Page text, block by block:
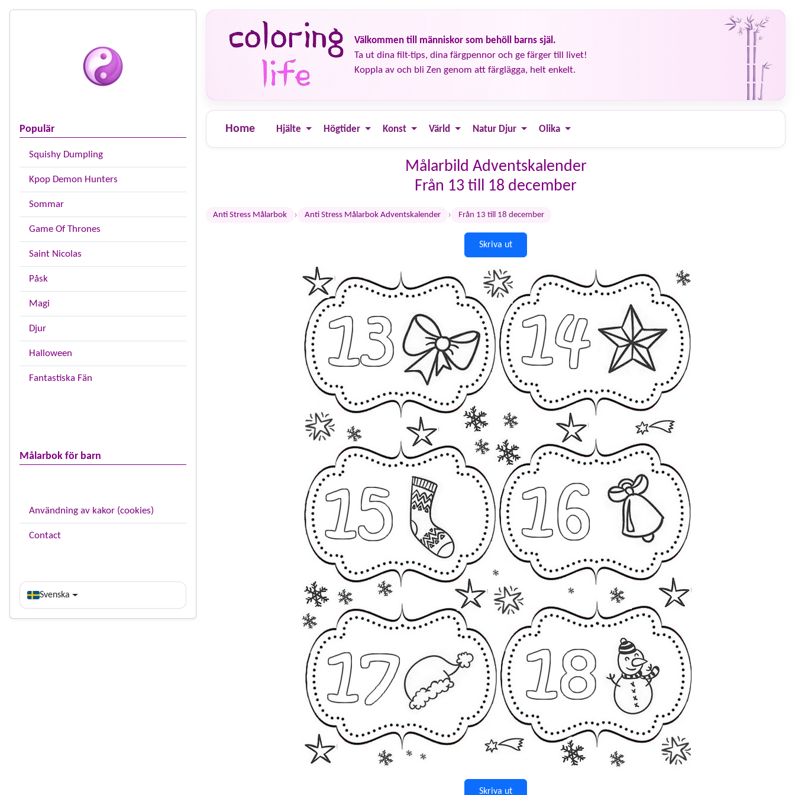
Populär
Squishy Dumpling
Kpop Demon Hunters
Sommar
Game Of Thrones
Saint Nicolas
Påsk
Magi
Djur
Halloween
Fantastiska Fän
Målarbok för barn
Användning av kakor (cookies)
Contact
Svenska
Välkommen till människor som behöll barns själ.
Ta ut dina filt-tips, dina färgpennor och ge färger till livet!
Koppla av och bli Zen genom att färglägga, helt enkelt.
Home Hjälte Högtider Konst Värld Natur Djur Olika
Målarbild Adventskalender
Från 13 till 18 december
Anti Stress Målarbok › Anti Stress Målarbok Adventskalender › Från 13 till 18 december
Skriva ut
Skriva ut